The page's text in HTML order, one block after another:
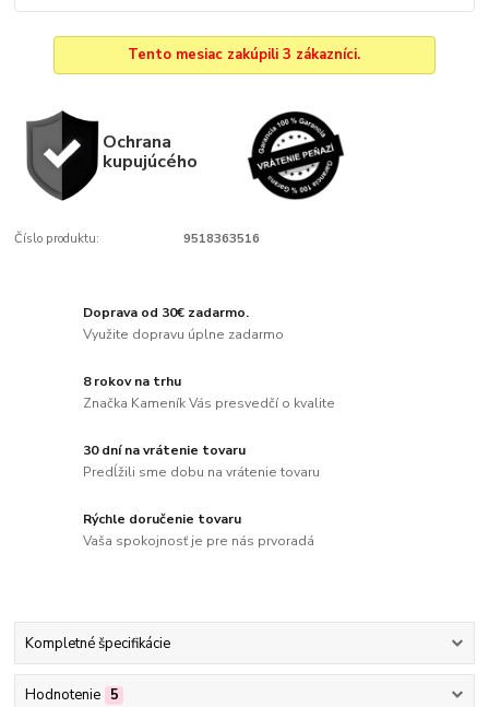
Tento mesiac zakúpili 3 zákazníci.
Ochrana
kupujúcého
Číslo produktu: 9518363516
Doprava od 30€ zadarmo.
Využite dopravu úplne zadarmo
8 rokov na trhu
Značka Kameník Vás presvedčí o kvalite
30 dní na vrátenie tovaru
Predĺžili sme dobu na vrátenie tovaru
Rýchle doručenie tovaru
Vaša spokojnosť je pre nás prvoradá
Kompletné špecifikácie
Hodnotenie 5